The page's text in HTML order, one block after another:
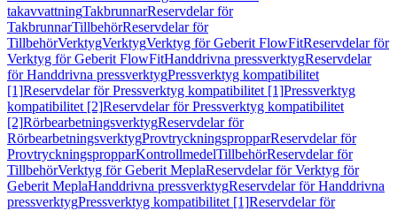
takavvattningTakbrunnarReservdelar för
TakbrunnarTillbehörReservdelar för
TillbehörVerktygVerktygVerktyg för Geberit FlowFitReservdelar för
Verktyg för Geberit FlowFitHanddrivna pressverktygReservdelar
för Handdrivna pressverktygPressverktyg kompatibilitet
[1]Reservdelar för Pressverktyg kompatibilitet [1]Pressverktyg
kompatibilitet [2]Reservdelar för Pressverktyg kompatibilitet
[2]RörbearbetningsverktygReservdelar för
RörbearbetningsverktygProvtryckningspropparReservdelar för
ProvtryckningspropparKontrollmedelTillbehörReservdelar för
TillbehörVerktyg för Geberit MeplaReservdelar för Verktyg för
Geberit MeplaHanddrivna pressverktygReservdelar för Handdrivna
pressverktygPressverktyg kompatibilitet [1]Reservdelar för